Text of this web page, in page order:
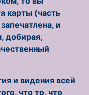
карты (часть
и
добирая,
и видения всей
что то, что